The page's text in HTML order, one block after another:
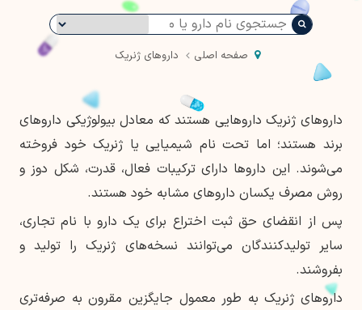
صفحه اصلی داروهای ژنریک
داروهای ژنریک داروهایی هستند که معادل بیولوژیکی داروهای
برند هستند؛ اما تحت نام شیمیایی یا ژنریک خود فروخته
می‌شوند. این داروها دارای ترکیبات فعال، قدرت، شکل دوز و
روش مصرف یکسان داروهای مشابه خود هستند.
پس از انقضای حق ثبت اختراع برای یک دارو با نام تجاری،
سایر تولیدکنندگان می‌توانند نسخه‌های ژنریک را تولید و
بفروشند.
داروهای ژنریک به طور معمول جایگزین مقرون به صرفه‌تری